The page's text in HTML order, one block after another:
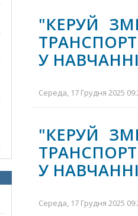
"КЕРУЙ
У
Середа, 17 Грудня 2025
"КЕРУЙ
У
Середа, 17 Грудня 2025